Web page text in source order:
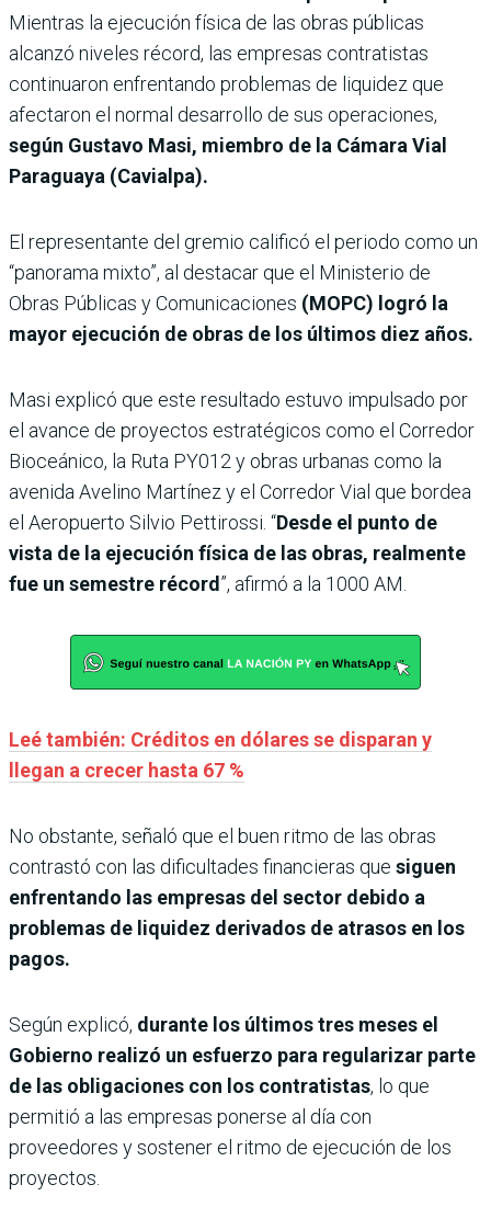
Mientras la ejecución física de las obras públicas
alcanzó niveles récord, las empresas contratistas
continuaron enfrentando problemas de liquidez que
afectaron el normal desarrollo de sus operaciones,
según Gustavo Masi, miembro de la Cámara Vial
Paraguaya (Cavialpa).
El representante del gremio calificó el periodo como un
“panorama mixto”, al destacar que el Ministerio de
Obras Públicas y Comunicaciones (MOPC) logró la
mayor ejecución de obras de los últimos diez años.
Masi explicó que este resultado estuvo impulsado por
el avance de proyectos estratégicos como el Corredor
Bioceánico, la Ruta PY012 y obras urbanas como la
avenida Avelino Martínez y el Corredor Vial que bordea
el Aeropuerto Silvio Pettirossi. “Desde el punto de
vista de la ejecución física de las obras, realmente
fue un semestre récord ”, afirmó a la 1000 AM.
Leé también: Créditos en dólares se disparan y
llegan a crecer hasta 67 %
No obstante, señaló que el buen ritmo de las obras
contrastó con las dificultades financieras que siguen
enfrentando las empresas del sector debido a
problemas de liquidez derivados de atrasos en los
pagos.
Según explicó, durante los últimos tres meses el
Gobierno realizó un esfuerzo para regularizar parte
de las obligaciones con los contratistas, lo que
permitió a las empresas ponerse al día con
proveedores y sostener el ritmo de ejecución de los
proyectos.